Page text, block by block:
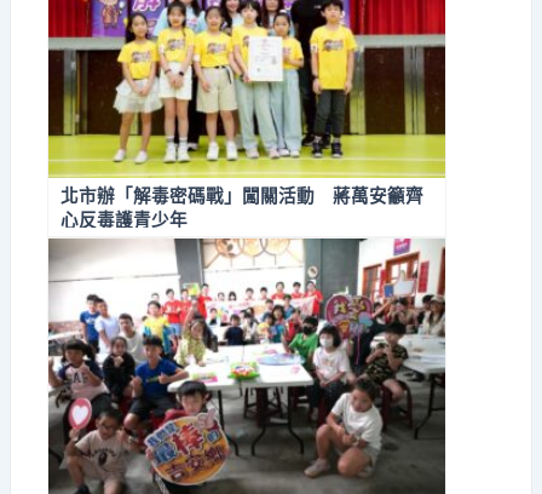
北市辦「解毒密碼戰」闖關活動 蔣萬安籲齊
心反毒護青少年